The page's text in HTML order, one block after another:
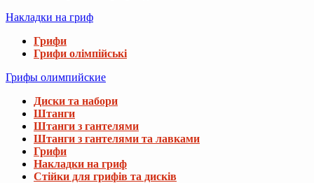
Накладки на гриф
Грифи
Грифи олімпійські
Грифы олимпийские
Диски та набори
Штанги
Штанги з гантелями
Штанги з гантелями та лавками
Грифи
Накладки на гриф
Стійки для грифів та дисків